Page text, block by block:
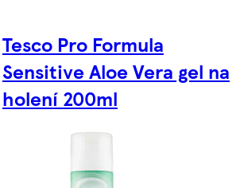
Tesco Pro Formula
Sensitive Aloe Vera gel na
holení 200ml